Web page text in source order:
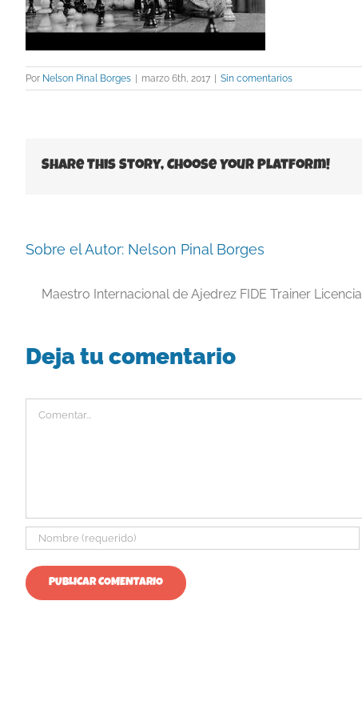
Por Nelson Pinal Borges | marzo 6th, 2017 | Sin comentarios
Share This Story, Choose Your Platform!
Sobre el Autor: Nelson Pinal Borges
Maestro Internacional de Ajedrez FIDE Trainer
Deja tu comentario